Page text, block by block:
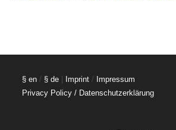
§ en / § de Imprint / Impressum
Privacy Policy / Datenschutzerklärung